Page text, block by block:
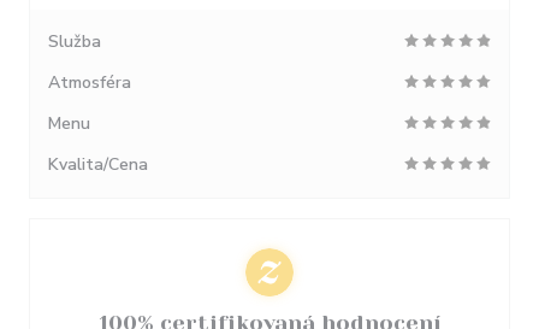
Služba
Atmosféra
Menu
Kvalita/Cena
100% certifikovaná hodnocení